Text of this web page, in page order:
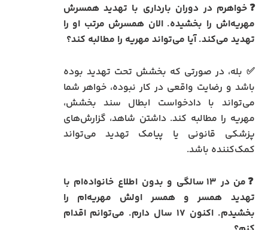
❓خواهرم در دوران بارداری با تهدید همسرش
مهریه‌اش را بخشیده. الان همسرش مرتب او را
تهدید می‌کند. آیا می‌تواند مهریه را مطالبه کند؟
✅ بله، در صورتی که بخشش تحت تهدید بوده
باشد و رضایت واقعی در کار نبوده، خواهر شما
می‌تواند با دادخواست ابطال سند بخشش،
مهریه را مطالبه کند. داشتن شاهد، گزارش‌های
پزشکی قانونی یا پیامک تهدید می‌تواند
کمک‌کننده باشد.
❓من در ۱۳ سالگی و بدون اطلاع خانواده‌ام با
تهدید همسر و همسر اولش مهریه‌ام را
بخشیدم. اکنون ۱۷ سال دارم. می‌توانم اقدام